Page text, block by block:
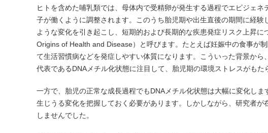
ヒトを含めた哺乳類では、母体内で受精卵が発生する過程でエピジェ
子が働くように調整されます。このうち胎児期や出生直後の期間に経験
ような変化を引き起こし、短期的および長期的な疾患発症リスク上昇
Origins of Health and Disease）と呼びます。たとえば妊娠中の食事が
て生活習慣病などを発症しやすい体質になります。こういった背景か
代表であるDNAメチル化状態に注目して、胎児期の環境ストレスがも
一方で、胎児の正常な成長過程でもDNAメチル化状態は大幅に変化し
生じうる変化を把握しておく必要があります。しかしながら、研究者
しませんでした。